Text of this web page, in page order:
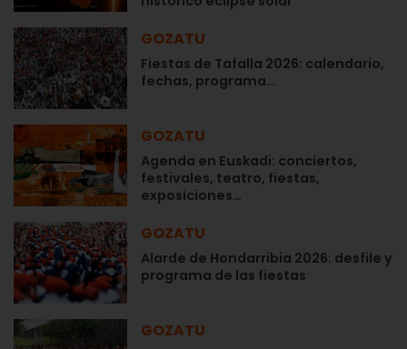
GOZATU
Fiestas de Tafalla 2026: calendario,
fechas, programa…
GOZATU
Agenda en Euskadi: conciertos,
festivales, teatro, fiestas,
exposiciones…
GOZATU
Alarde de Hondarribia 2026: desfile y
programa de las fiestas
GOZATU